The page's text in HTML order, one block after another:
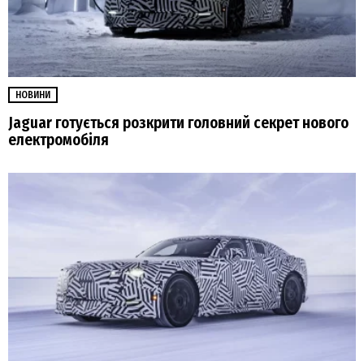
НОВИНИ
Jaguar готується розкрити головний секрет нового
електромобіля